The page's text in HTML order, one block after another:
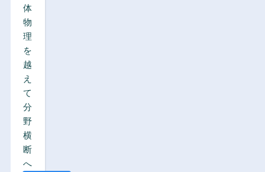
体
物
理
を
越
え
て
分
野
横
断
へ